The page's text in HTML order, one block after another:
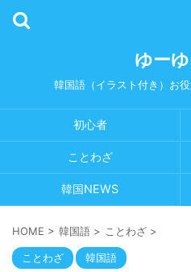
ゆー
韓国語（イラスト付き）お
初心者
ことわざ
韓国NEWS
HOME > 韓国語 > ことわざ >
ことわざ 韓国語